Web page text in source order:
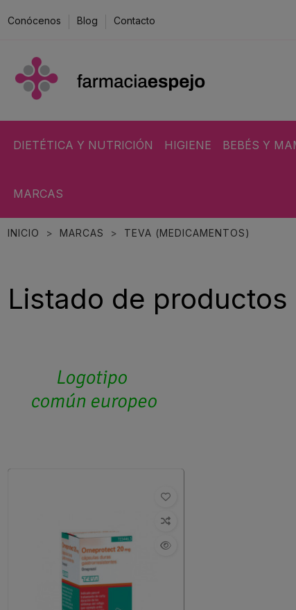
Conócenos Blog Contacto
DIETÉTICA Y NUTRICIÓN HIGIENE BEBÉS Y
MARCAS
INICIO MARCAS TEVA (MEDICAMENTOS)
Listado de